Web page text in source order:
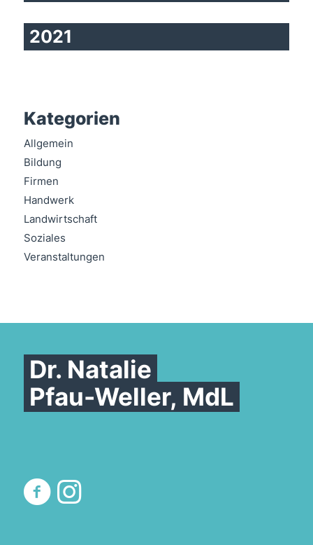
2021
Kategorien
Allgemein
Bildung
Firmen
Handwerk
Landwirtschaft
Soziales
Veranstaltungen
Dr. Natalie
Pfau-Weller, MdL